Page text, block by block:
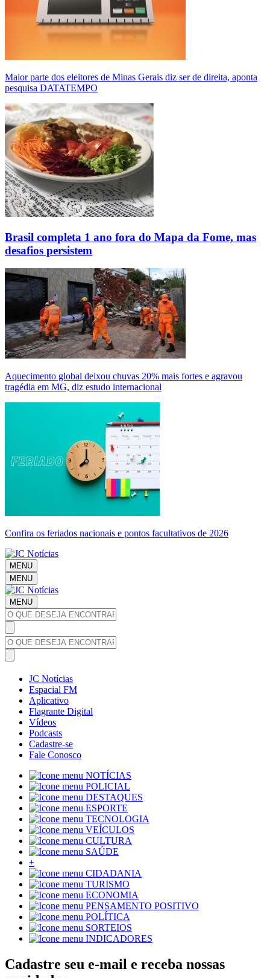
Maior parte dos eleitores de Minas Gerais diz ser de direita, aponta
pesquisa DATATEMPO
Brasil completa 1 ano fora do Mapa da Fome, mas
desafios persistem
Aquecimento global deixou chuvas 20% mais fortes e agravou
tragédia em MG, diz estudo internacional
Confira os feriados nacionais e pontos facultativos de 2026
MENU
MENU
MENU
JC Notícias
Espacial FM
Aplicativo
Flagrante Digital
Vídeos
Podcasts
Cadastre-se
Fale Conosco
NOTÍCIAS
POLICIAL
DESTAQUES
ESPORTE
TECNOLOGIA
VEÍCULOS
CULTURA
SAÚDE
+
CIDADANIA
TURISMO
ECONOMIA
PENSAMENTO POSITIVO
POLÍTICA
SORTEIOS
INDICADORES
Cadastre seu e-mail e receba nossas